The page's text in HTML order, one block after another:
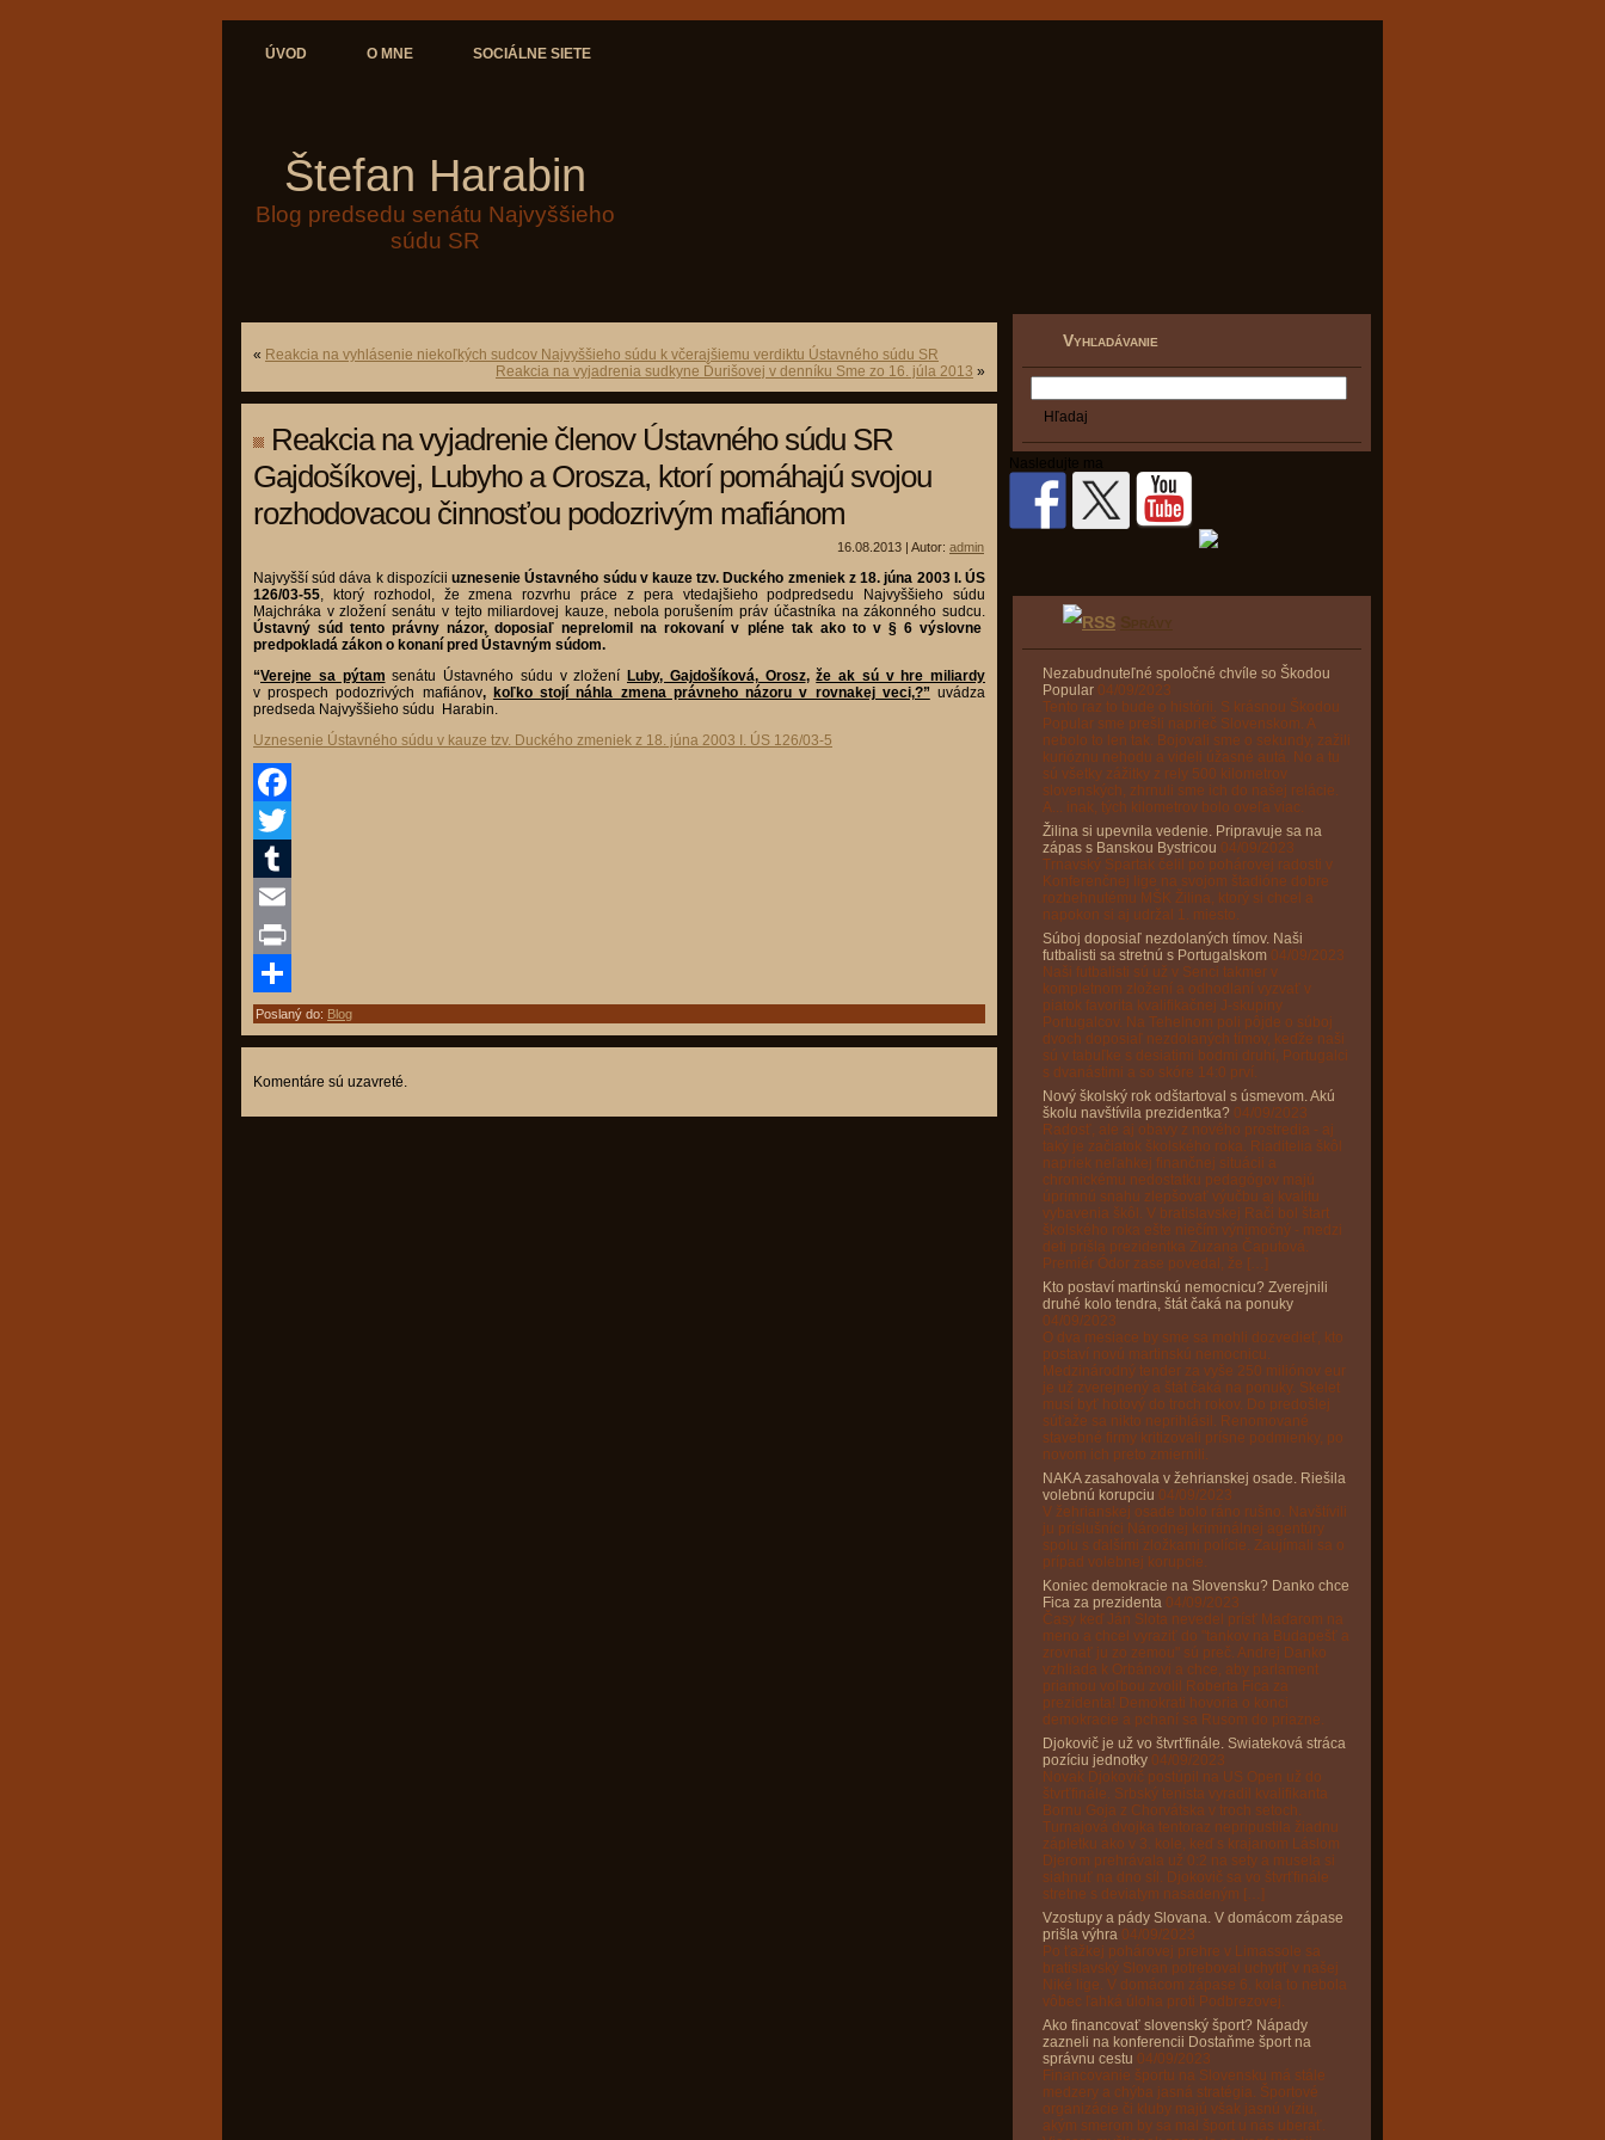
ÚVOD O MNE SOCIÁLNE SIETE
Štefan Harabin
Blog predsedu senátu Najvyššieho
súdu SR
« Reakcia na vyhlásenie niekoľkých sudcov Najvyššieho súdu k včerajšiemu verdiktu Ústavného súdu SR
Reakcia na vyjadrenia sudkyne Ďurišovej v denníku Sme zo 16. júla 2013 »
Reakcia na vyjadrenie členov Ústavného súdu SR
Gajdošíkovej, Lubyho a Orosza, ktorí pomáhajú svojou
rozhodovacou činnosťou podozrivým mafiánom
16.08.2013 | Autor: admin
Najvyšší súd dáva k dispozíciiuznesenie Ústavného súdu v kauze tzv. Duckého zmeniek z 18. júna 2003 I. ÚS
126/03-55, ktorý rozhodol, že zmena rozvrhu práce z pera vtedajšieho podpredsedu Najvyššieho súdu
Majchráka v zložení senátu v tejto miliardovej kauze, nebola porušením práv účastníka na zákonného sudcu.
Ústavný súd tento právny názor, doposiaľ neprelomil na rokovaní v pléne tak ako to v § 6 výslovne
predpokladá zákon o konaní pred Ústavným súdom.
“Verejne sa pýtam senátu Ústavného súdu v zložení Luby, Gajdošíková, Orosz,že ak sú v hre miliardy
v prospech podozrivých mafiánov, koľko stojí náhla zmena právneho názoru v rovnakej veci,?” uvádza
predseda Najvyššieho súdu Harabin.
Uznesenie Ústavného súdu v kauze tzv. Duckého zmeniek z 18. júna 2003 I. ÚS 126/03-5
Facebook
Twitter
Tumblr
Email
Print
Share
Poslaný do: Blog
Komentáre sú uzavreté.
Vyhľadávanie
Nasledujte ma
Nezabudnuteľné spoločné chvíle so Škodou
Popular 04/09/2023
Tento raz to bude o histórii. S krásnou Škodou
Popular sme prešli naprieč Slovenskom. A
nebolo to len tak. Bojovali sme o sekundy, zažili
kurióznu nehodu a videli úžasné autá. No a tu
sú všetky zážitky z rely 500 kilometrov
slovenských, zhrnuli sme ich do našej relácie.
A... inak, tých kilometrov bolo oveľa viac.
Žilina si upevnila vedenie. Pripravuje sa na
zápas s Banskou Bystricou 04/09/2023
Trnavský Spartak čelil po pohárovej radosti v
Konferenčnej lige na svojom štadióne dobre
rozbehnutému MŠK Žilina, ktorý si chcel a
napokon si aj udržal 1. miesto.
Súboj doposiaľ nezdolaných tímov. Naši
futbalisti sa stretnú s Portugalskom 04/09/2023
Naši futbalisti sú už v Senci takmer v
kompletnom zložení a odhodlaní vyzvať v
piatok favorita kvalifikačnej J-skupiny
Portugalcov. Na Tehelnom poli pôjde o súboj
dvoch doposiaľ nezdolaných tímov, keďže naši
sú v tabuľke s desiatimi bodmi druhí, Portugalci
s dvanástimi a so skóre 14:0 prví.
Nový školský rok odštartoval s úsmevom. Akú
školu navštívila prezidentka? 04/09/2023
Radosť, ale aj obavy z nového prostredia - aj
taký je začiatok školského roka. Riaditelia škôl
napriek neľahkej finančnej situácii a
chronickému nedostatku pedagógov majú
úprimnú snahu zlepšovať výučbu aj kvalitu
vybavenia škôl. V bratislavskej Rači bol štart
školského roka ešte niečím výnimočný - medzi
deti prišla prezidentka Zuzana Čaputová.
Premiér Ódor zase povedal, že […]
Kto postaví martinskú nemocnicu? Zverejnili
druhé kolo tendra, štát čaká na ponuky
04/09/2023
O dva mesiace by sme sa mohli dozvedieť, kto
postaví novú martinskú nemocnicu.
Medzinárodný tender za vyše 250 miliónov eur
je už zverejnený a štát čaká na ponuky. Skelet
musí byť hotový do troch rokov. Do predošlej
súťaže sa nikto neprihlásil. Renomované
stavebné firmy kritizovali prísne podmienky, po
novom ich preto zmiernili.
NAKA zasahovala v žehrianskej osade. Riešila
volebnú korupciu 04/09/2023
V žehrianskej osade bolo ráno rušno. Navštívili
ju príslušníci Národnej kriminálnej agentúry
spolu s ďalšími zložkami polície. Zaujímali sa o
prípad volebnej korupcie.
Koniec demokracie na Slovensku? Danko chce
Fica za prezidenta 04/09/2023
Časy keď Ján Slota nevedel prísť Maďarom na
meno a chcel vyraziť do "tankov na Budapešť a
zrovnať ju zo zemou" sú preč. Andrej Danko
vzhliada k Orbánovi a chce, aby parlament
priamou voľbou zvolil Roberta Fica za
prezidenta! Demokrati hovoria o konci
demokracie a pchaní sa Rusom do priazne.
Djokovič je už vo štvrťfinále. Swiateková stráca
pozíciu jednotky 04/09/2023
Novak Djokovič postúpil na US Open už do
štvrťfinále. Srbský tenista vyradil kvalifikanta
Bornu Goja z Chorvátska v troch setoch.
Turnajová dvojka tentoraz nepripustila žiadnu
zápletku ako v 3. kole, keď s krajanom Láslom
Djerom prehrávala už 0:2 na sety a musela si
siahnuť na dno síl. Djokovič sa vo štvrťfinále
stretne s deviatym nasadeným […]
Vzostupy a pády Slovana. V domácom zápase
prišla výhra 04/09/2023
Po ťažkej pohárovej prehre v Limassole sa
bratislavský Slovan potreboval uchytiť v našej
Niké lige. V domácom zápase 6. kola to nebola
vôbec ľahká úloha proti Podbrezovej.
Ako financovať slovenský šport? Nápady
zazneli na konferencii Dostaňme šport na
správnu cestu 04/09/2023
Financovanie športu na Slovensku má stále
medzery a chýba jasná stratégia. Športové
organizácie či kluby majú však jasnú víziu,
akým smerom by sa mal šport u nás uberať.